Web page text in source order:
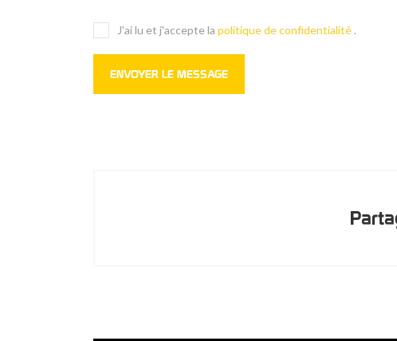
J'ai lu et j'accepte la politique de confidentialité .